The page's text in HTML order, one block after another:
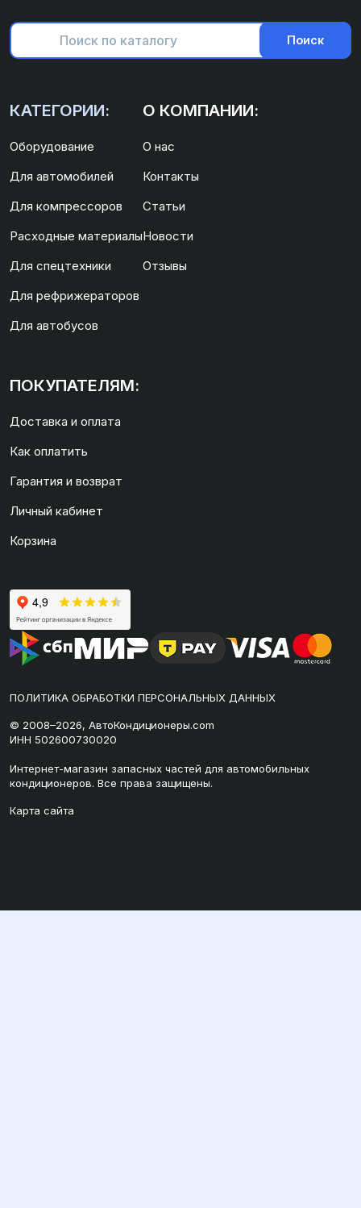
Поиск
КАТЕГОРИИ:
Оборудование
Для автомобилей
Для компрессоров
Расходные материалы
Для спецтехники
Для рефрижераторов
Для автобусов
О КОМПАНИИ:
О нас
Контакты
Статьи
Новости
Отзывы
ПОКУПАТЕЛЯМ:
Доставка и оплата
Как оплатить
Гарантия и возврат
Личный кабинет
Корзина
ПОЛИТИКА ОБРАБОТКИ ПЕРСОНАЛЬНЫХ ДАННЫХ
© 2008–2026, АвтоКондиционеры.com
ИНН 502600730020
Интернет-магазин запасных частей для автомобильных
кондиционеров. Все права защищены.
Карта сайта